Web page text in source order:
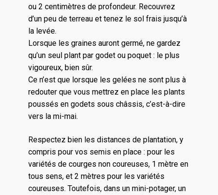
ou 2 centimètres de profondeur. Recouvrez
d’un peu de terreau et tenez le sol frais jusqu’à
la levée.
Lorsque les graines auront germé, ne gardez
qu’un seul plant par godet ou poquet : le plus
vigoureux, bien sûr.
Ce n’est que lorsque les gelées ne sont plus à
redouter que vous mettrez en place les plants
poussés en godets sous châssis, c’est-à-dire
vers la mi-mai.
Respectez bien les distances de plantation, y
compris pour vos semis en place : pour les
variétés de courges non coureuses, 1 mètre en
tous sens, et 2 mètres pour les variétés
coureuses. Toutefois, dans un mini-potager, un